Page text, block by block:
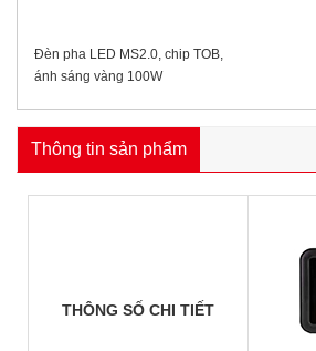
Đèn pha LED MS2.0, chip TOB,
ánh sáng vàng 100W
Thông tin sản phẩm
THÔNG SỐ CHI TIẾT